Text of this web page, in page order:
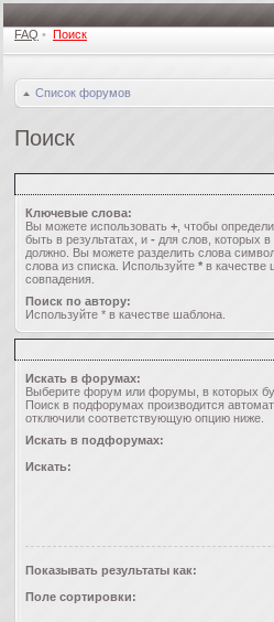
FAQ • Поиск
Список форумов
Поиск
Ключевые слова:
Вы можете использовать + , чтобы
быть в результатах, и - для слов, которых в
должно. Вы можете разделить слова
слова из списка. Используйте * в качестве
совпадения.
Поиск по автору:
Используйте * в качестве шаблона.
Искать в форумах:
Выберите форум или форумы, в которых
Поиск в подфорумах производится
отключили соответствующую опцию ниже.
Искать в подфорумах:
Искать:
Показывать результаты как:
Поле сортировки: